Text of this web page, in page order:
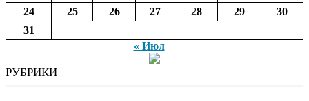
24
25 26 27 28 29
30
31
« Июл
РУБРИКИ